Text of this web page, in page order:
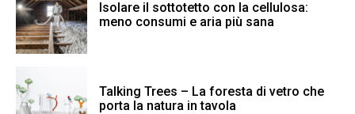
Isolare il sottotetto con la cellulosa:
meno consumi e aria più sana
Talking Trees – La foresta di vetro che
porta la natura in tavola